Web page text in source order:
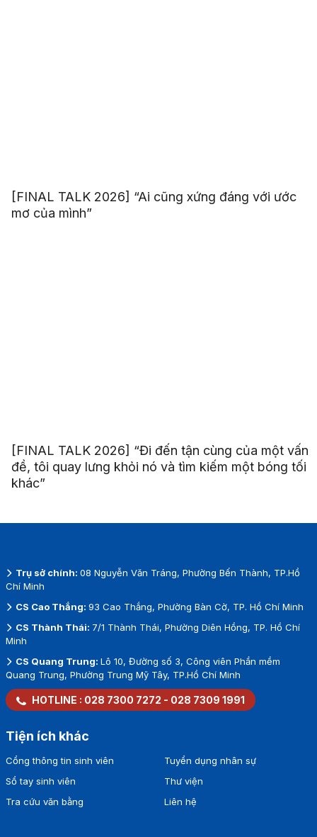
[FINAL TALK 2026] “Ai cũng xứng đáng với ước
mơ của mình”
[FINAL TALK 2026] “Đi đến tận cùng của một vấn
đề, tôi quay lưng khỏi nó và tìm kiếm một bóng tối
khác”
Trụ sở chính: 08 Nguyễn Văn Tráng, Phường Bến Thành, TP.Hồ
Chí Minh
CS Cao Thắng: 93 Cao Thắng, Phường Bàn Cờ, TP. Hồ Chí Minh
CS Thành Thái: 7/1 Thành Thái, Phường Diên Hồng, TP. Hồ Chí
Minh
CS Quang Trung: Lô 10, Đường số 3, Công viên Phần mềm
Quang Trung, Phường Trung Mỹ Tây, TP.Hồ Chí Minh
HOTLINE : 028 7300 7272 - 028 7309 1991
Tiện ích khác
Cổng thông tin sinh viên
Sổ tay sinh viên
Tra cứu văn bằng
Tuyển dụng nhân sự
Thư viện
Liên hệ